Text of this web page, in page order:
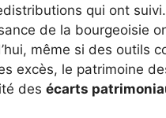
qui ont
de la bourgeoisie
même si des outils
excès, le patrimoine
des écarts